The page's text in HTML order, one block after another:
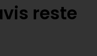
reste